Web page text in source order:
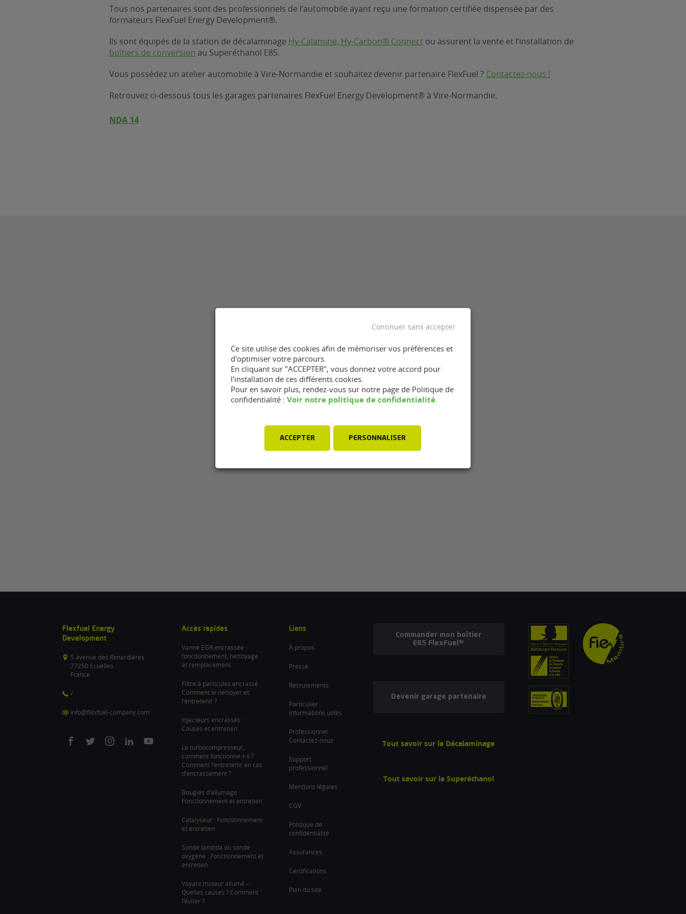
Tous nos partenaires sont des professionnels de l’automobile ayant reçu une formation certifiée dispensée par des
formateurs FlexFuel Energy Development®.
Ils sont équipés de la station de décalaminage Hy-Calamine, Hy-Carbon® Connect ou assurent la vente et l’installation de
boîtiers de conversion au Superéthanol E85.
Vous possédez un atelier automobile à Vire-Normandie et souhaitez devenir partenaire FlexFuel ? Contactez-nous !
Retrouvez ci-dessous tous les garages partenaires FlexFuel Energy Development® à Vire-Normandie.
NDA 14
Flexfuel Energy
Development
5 avenue des Renardières
77250 Ecuelles
France
/
info@flexfuel-company.com
On
On
On
On
On
Accès rapides
Vanne EGR encrassée :
fonctionnement, nettoyage
et remplacement
Filtre à particules encrassé :
Comment le nettoyer et
l’entretenir ?
Injecteurs encrassés :
Causes et entretien
Le turbocompresseur,
comment fonctionne-t-il ?
Comment l’entretenir en cas
d’encrassement ?
Bougies d’allumage :
Fonctionnement et entretien
Catalyseur : Fonctionnement
et entretien
Sonde lambda ou sonde
oxygène : Fonctionnement et
entretien
Voyant moteur allumé –
Quelles causes ? Comment
l’éviter ?
Liens
À propos
Presse
Recrutements
Particulier :
informations utiles
Professionnel :
Contactez-nous
Support
professionnel
Mentions légales
CGV
Politique de
confidentialité
Assurances
Certifications
Plan du site
Commander mon boîtier
E85 FlexFuel®
Devenir garage partenaire
Tout savoir sur le Décalaminage
Tout savoir sur le Superéthanol
Ce site utilise des cookies afin de mémoriser vos préférences et
d'optimiser votre parcours.
En cliquant sur "ACCEPTER", vous donnez votre accord pour
l'installation de ces différents cookies.
Pour en savoir plus, rendez-vous sur notre page de Politique de
confidentialité : Voir notre politique de confidentialité
ACCEPTER PERSONNALISER
Continuer sans accepter